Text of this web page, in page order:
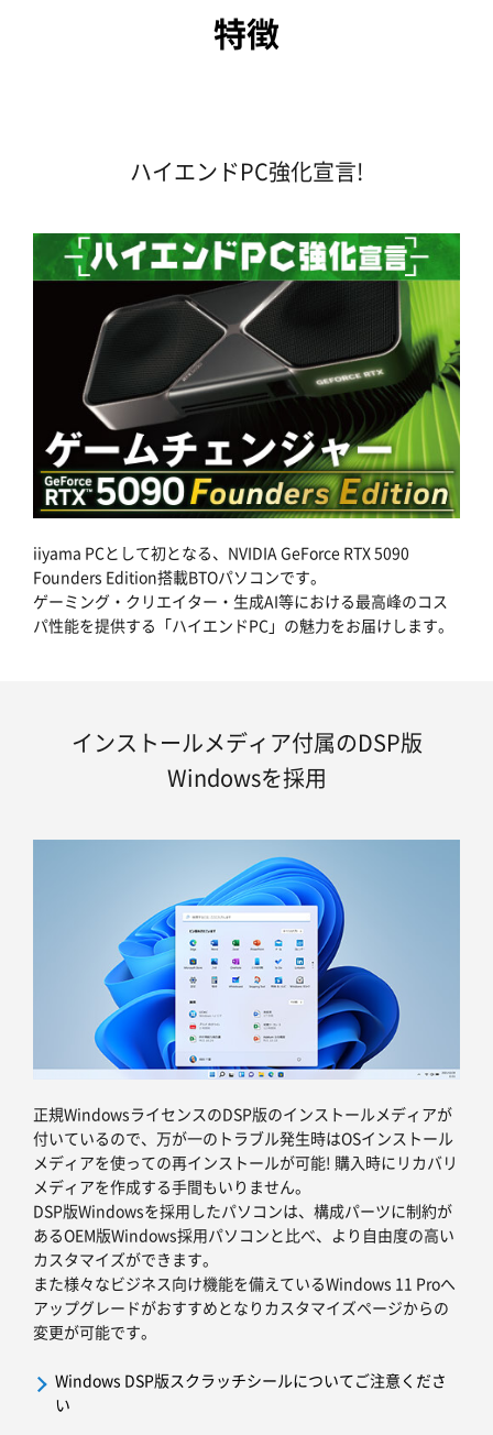
特徴
ハイエンドPC強化宣言!
iiyama PCとして初となる、NVIDIA GeForce RTX 5090
Founders Edition搭載BTOパソコンです。
ゲーミング・クリエイター・生成AI等における最高峰のコス
パ性能を提供する「ハイエンドPC」の魅力をお届けします。
インストールメディア付属のDSP版
Windowsを採用
正規WindowsライセンスのDSP版のインストールメディアが
付いているので、万が一のトラブル発生時はOSインストール
メディアを使っての再インストールが可能! 購入時にリカバリ
メディアを作成する手間もいりません。
DSP版Windowsを採用したパソコンは、構成パーツに制約が
あるOEM版Windows採用パソコンと比べ、より自由度の高い
カスタマイズができます。
また様々なビジネス向け機能を備えているWindows 11 Proへ
アップグレードがおすすめとなりカスタマイズページからの
変更が可能です。
Windows DSP版スクラッチシールについてご注意くださ
い